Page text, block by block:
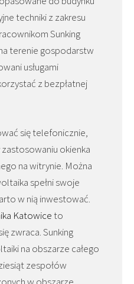
techniki z zakresu
Sunking
terenie gospodarstw
usługami
z bezpłatnej
się telefonicznie,
zastosowaniu okienka
na witrynie. Można
spełni swoje
w nią inwestować.
Katowiceto
zwraca. Sunking
na obszarze całego
zespołów